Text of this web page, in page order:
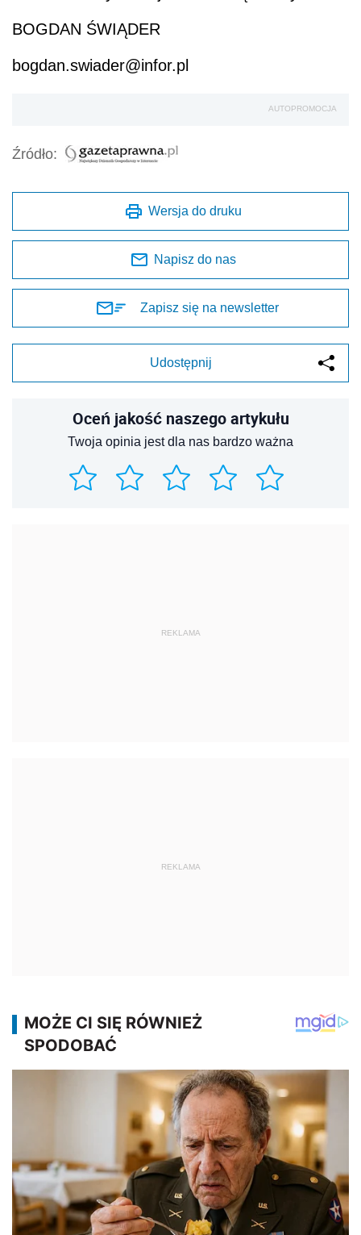
BOGDAN ŚWIĄDER
bogdan.swiader@infor.pl
AUTOPROMOCJA
Źródło:
Wersja do druku
Napisz do nas
Zapisz się na newsletter
Udostępnij
Oceń jakość naszego artykułu
Twoja opinia jest dla nas bardzo ważna
REKLAMA
REKLAMA